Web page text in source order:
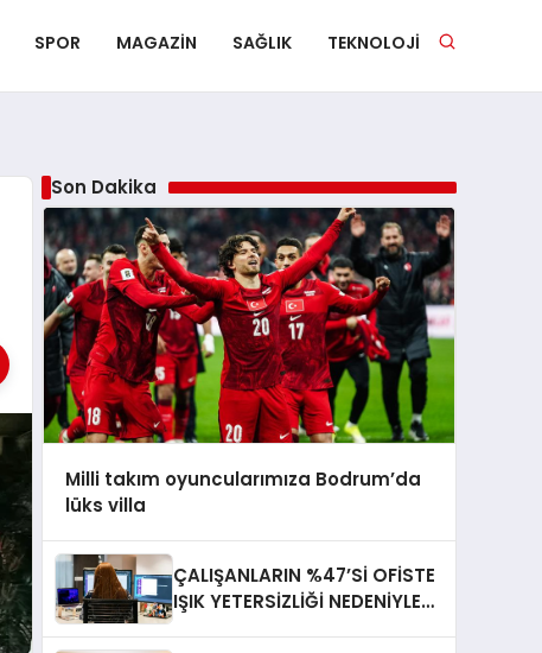
SPOR MAGAZIN SAĞLIK TEKNOLOJI
Son Dakika
Milli takım oyuncularımıza Bodrum’da
lüks villa
ÇALIŞANLARIN %47’Sİ OFİSTE
IŞIK YETERSİZLİĞİ NEDENİYLE